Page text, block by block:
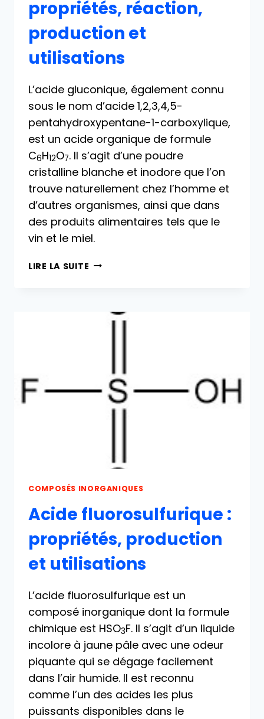
propriétés, réaction,
production et
utilisations
L’acide gluconique, également connu
sous le nom d’acide 1,2,3,4,5-
pentahydroxypentane-1-carboxylique,
est un acide organique de formule
C6H12O7. Il s’agit d’une poudre
cristalline blanche et inodore que l’on
trouve naturellement chez l’homme et
d’autres organismes, ainsi que dans
des produits alimentaires tels que le
vin et le miel.
LIRE LA SUITE ACIDE
RÉACTION,
COMPOSÉS INORGANIQUES
Acide fluorosulfurique :
propriétés, production
et utilisations
L’acide fluorosulfurique est un
composé inorganique dont la formule
chimique est HSO3F. Il s’agit d’un liquide
incolore à jaune pâle avec une odeur
piquante qui se dégage facilement
dans l’air humide. Il est reconnu
comme l’un des acides les plus
puissants disponibles dans le